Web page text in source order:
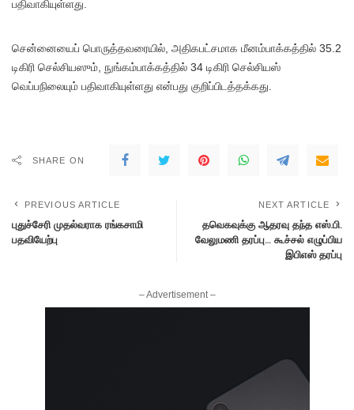
பதிவாகியுள்ளது.
சென்னையைப் பொருத்தவரையில், அதிகபட்சமாக மீனம்பாக்கத்தில் 35.2
டிகிரி செல்சியஸும், நுங்கம்பாக்கத்தில் 34 டிகிரி செல்சியஸ்
வெப்பநிலையும் பதிவாகியுள்ளது என்பது குறிப்பிடத்தக்கது.
SHARE ON
PREVIOUS ARTICLE
புதுச்சேரி முதல்வராக ரங்கசாமி
பதவியேற்பு
NEXT ARTICLE
தவெகவுக்கு ஆதரவு தந்த எஸ்.பி.
வேலுமணி தரப்பு… கூச்சல் எழுப்பிய
இபிஎஸ் தரப்பு
– Advertisement –